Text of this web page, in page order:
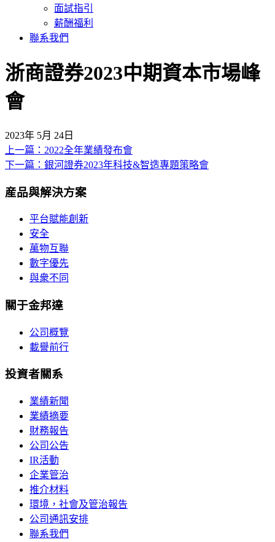
面試指引
薪酬福利
聯系我們
浙商證券2023中期資本市場峰
會
2023年 5月 24日
文
章
導
上一篇：2022全年業績發布會
下一篇：銀河證券2023年科技&智造專題策略會
産品與解決方案
平台賦能創新
安全
萬物互聯
數字優先
與衆不同
關于金邦達
公司概覽
載譽前行
投資者關系
業績新聞
業績摘要
財務報告
公司公告
IR活動
企業管治
推介材料
環境，社會及管治報告
公司通訊安排
聯系我們